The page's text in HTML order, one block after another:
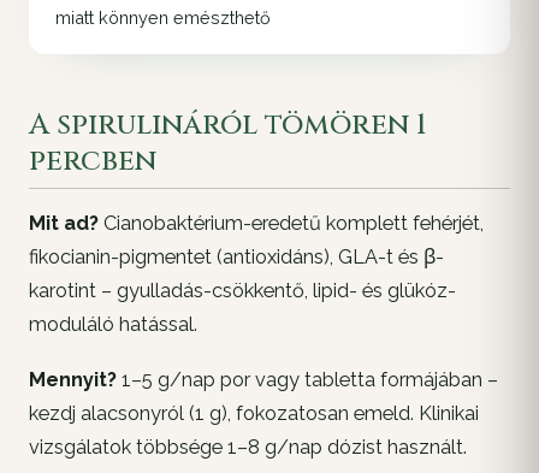
miatt könnyen emészthető
A spirulináról tömören 1
percben
Mit ad? Cianobaktérium-eredetű komplett fehérjét,
fikocianin-pigmentet (antioxidáns), GLA-t és β-
karotint – gyulladás-csökkentő, lipid- és glükóz-
moduláló hatással.
Mennyit? 1–5 g/nap por vagy tabletta formájában –
kezdj alacsonyról (1 g), fokozatosan emeld. Klinikai
vizsgálatok többsége 1–8 g/nap dózist használt.